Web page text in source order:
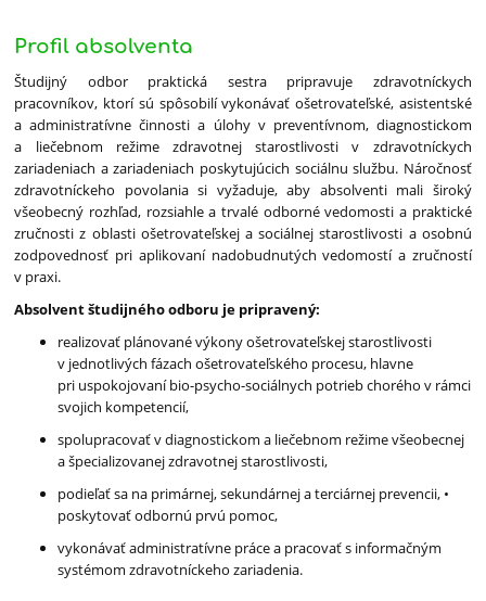
5361
N
praktická
sestra
Profil absolventa
Študijný odbor praktická sestra pripravuje zdravotníckych
pracovníkov, ktorí sú spôsobilí vykonávať ošetrovateľské, asistentské
a administratívne činnosti a úlohy v preventívnom, diagnostickom
a liečebnom režime zdravotnej starostlivosti v zdravotníckych
zariadeniach a zariadeniach poskytujúcich sociálnu službu. Náročnosť
zdravotníckeho povolania si vyžaduje, aby absolventi mali široký
všeobecný rozhľad, rozsiahle a trvalé odborné vedomosti a praktické
zručnosti z oblasti ošetrovateľskej a sociálnej starostlivosti a osobnú
zodpovednosť pri aplikovaní nadobudnutých vedomostí a zručností
v praxi.
Absolvent študijného odboru je pripravený:
realizovať plánované výkony ošetrovateľskej starostlivosti
v jednotlivých fázach ošetrovateľského procesu, hlavne
pri uspokojovaní bio-psycho-sociálnych potrieb chorého v rámci
svojich kompetencií,
spolupracovať v diagnostickom a liečebnom režime všeobecnej
a špecializovanej zdravotnej starostlivosti,
podieľať sa na primárnej, sekundárnej a terciárnej prevencii, •
poskytovať odbornú prvú pomoc,
vykonávať administratívne práce a pracovať s informačným
systémom zdravotníckeho zariadenia.